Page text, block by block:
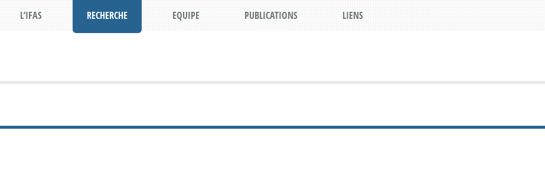
L’IFAS RECHERCHE EQUIPE PUBLICATIONS LIENS